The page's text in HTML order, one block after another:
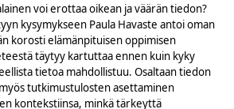
voi erottaa oikean ja väärän tiedon?
kysymykseen Paula Havaste antoi oman
korosti elämänpituisen oppimisen
täytyy kartuttaa ennen kuin kyky
tietoa mahdollistuu. Osaltaan tiedon
tutkimustulosten asettaminen
kontekstiinsa, minkä tärkeyttä